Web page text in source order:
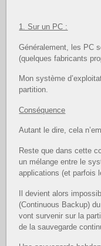
1. Sur un PC :
Généralement, les PC
(quelques fabricants
Mon système
partition.
Conséquence
Autant le dire, cela
Reste que dans cette
un mélange entre le
applications (et parfois
Il devient alors
(Continuous Backup)
vont survenir sur la
de la sauvegarde